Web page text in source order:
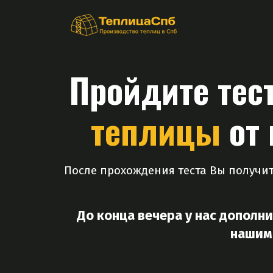
Пройдите
теплицы
После прохождения теста Вы
До конца вечера у нас